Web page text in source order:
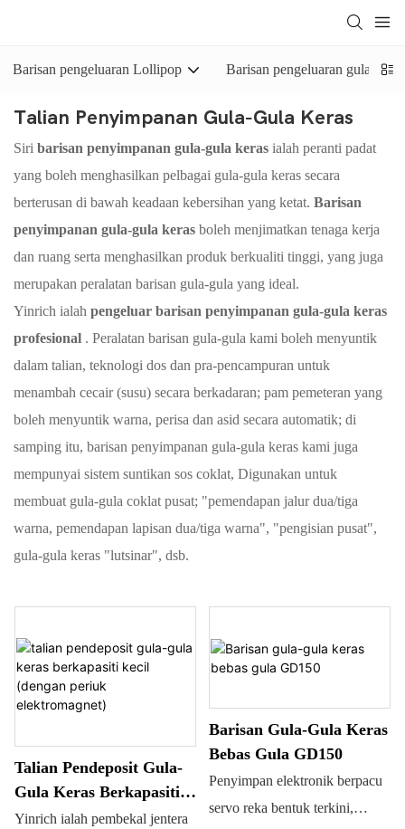
Barisan pengeluaran Lollipop Barisan pengeluaran gula-gula
Talian Penyimpanan Gula-Gula Keras
Siri barisan penyimpanan gula-gula keras ialah peranti padat
yang boleh menghasilkan pelbagai gula-gula keras secara
berterusan di bawah keadaan kebersihan yang ketat. Barisan
penyimpanan gula-gula keras boleh menjimatkan tenaga kerja
dan ruang serta menghasilkan produk berkualiti tinggi, yang juga
merupakan peralatan barisan gula-gula yang ideal.
Yinrich ialah pengeluar barisan penyimpanan gula-gula keras
profesional . Peralatan barisan gula-gula kami boleh menyuntik
dalam talian, teknologi dos dan pra-pencampuran untuk
menambah cecair (susu) secara berkadaran; pam pemeteran yang
boleh menyuntik warna, perisa dan asid secara automatik; di
samping itu, barisan penyimpanan gula-gula keras kami juga
mempunyai sistem suntikan sos coklat, Digunakan untuk
membuat gula-gula coklat pusat; "pemendapan jalur dua/tiga
warna, pemendapan lapisan dua/tiga warna", "pengisian pusat",
gula-gula keras "lutsinar", dsb.
Talian Pendeposit Gula-
Gula Keras Berkapasiti
Kecil (dengan Periuk
Yinrich ialah pembekal jentera
Barisan Gula-Gula Keras
Bebas Gula GD150
Penyimpan elektronik berpacu
servo reka bentuk terkini,